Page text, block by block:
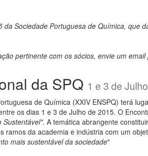
Sociedade Portuguesa de Química, que
pertinente com os sócios, envie um email
da SPQ 1 e 3 de
de Química (XXIV ENSPQ) terá
os dias 1 e 3 de Julho de 2015. O
Sustentável". A temática abrangente
ramos da academia e indústria com um
mais sustentável da sociedade"